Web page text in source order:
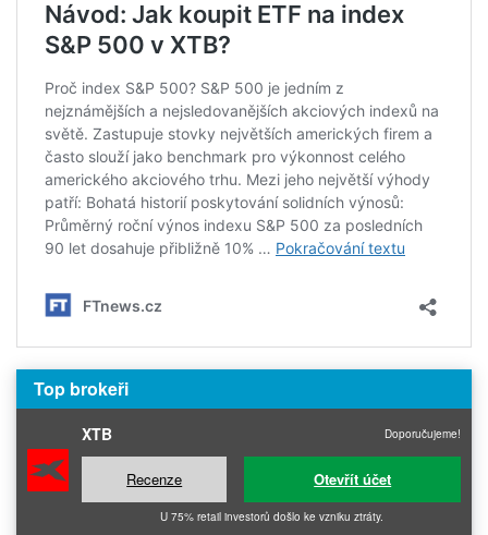
Top brokeři
XTB Doporučujeme!
Recenze Otevřít účet
U 75% retail investorů došlo ke vzniku ztráty.